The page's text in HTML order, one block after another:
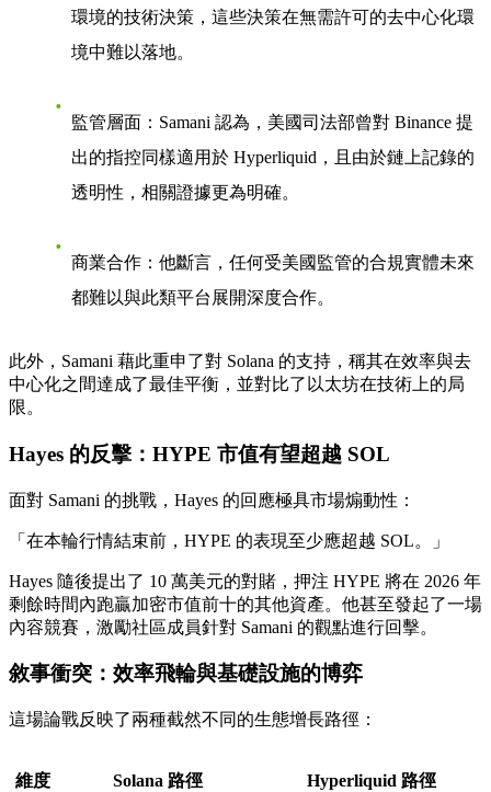
環境的技術決策，這些決策在無需許可的去中心化環
境中難以落地。
監管層面 ：Samani 認為，美國司法部曾對 Binance 提
出的指控同樣適用於 Hyperliquid，且由於鏈上記錄的
透明性，相關證據更為明確。
商業合作 ：他斷言，任何受美國監管的合規實體未來
都難以與此類平台展開深度合作。
此外，Samani 藉此重申了對 Solana 的支持，稱其在效率與去
中心化之間達成了最佳平衡，並對比了以太坊在技術上的局
限。
Hayes 的反擊：HYPE 市值有望超越 SOL
面對 Samani 的挑戰，Hayes 的回應極具市場煽動性：
「在本輪行情結束前，HYPE 的表現至少應超越 SOL。」
Hayes 隨後提出了 10 萬美元的對賭 ，押注 HYPE 將在 2026 年
剩餘時間內跑贏加密市值前十的其他資產。他甚至發起了一場
內容競賽，激勵社區成員針對 Samani 的觀點進行回擊。
敘事衝突：效率飛輪與基礎設施的博弈
這場論戰反映了兩種截然不同的生態增長路徑：
維度 Solana 路徑 Hyperliquid 路徑